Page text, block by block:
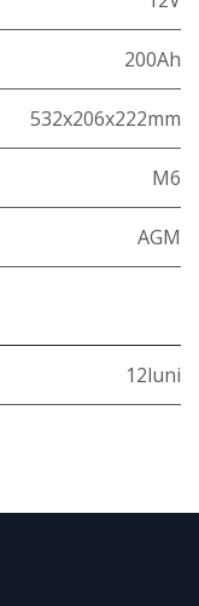
200Ah
532x206x222mm
M6
AGM
12luni